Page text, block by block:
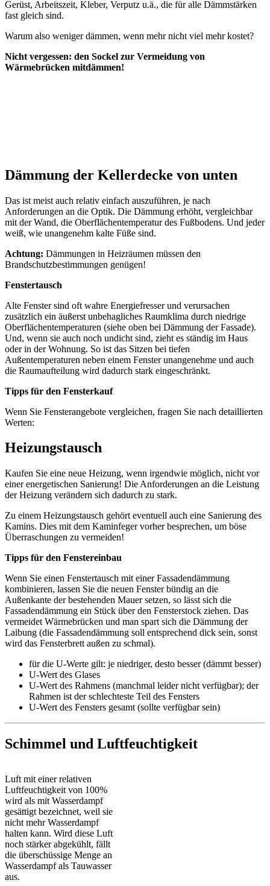
Gerüst, Arbeitszeit, Kleber, Verputz u.ä., die für alle Dämmstärken
fast gleich sind.
Warum also weniger dämmen, wenn mehr nicht viel mehr kostet?
Nicht vergessen: den Sockel zur Vermeidung von
Wärmebrücken mitdämmen!
Dämmung der Kellerdecke von unten
Das ist meist auch relativ einfach auszuführen, je nach
Anforderungen an die Optik. Die Dämmung erhöht, vergleichbar
mit der Wand, die Oberflächentemperatur des Fußbodens. Und jeder
weiß, wie unangenehm kalte Füße sind.
Achtung: Dämmungen in Heizräumen müssen den
Brandschutzbestimmungen genügen!
Fenstertausch
Alte Fenster sind oft wahre Energiefresser und verursachen
zusätzlich ein äußerst unbehagliches Raumklima durch niedrige
Oberflächentemperaturen (siehe oben bei Dämmung der Fassade).
Und, wenn sie auch noch undicht sind, zieht es ständig im Haus
oder in der Wohnung. So ist das Sitzen bei tiefen
Außentemperaturen neben einem Fenster unangenehme und auch
die Raumaufteilung wird dadurch stark eingeschränkt.
Tipps für den Fensterkauf
Wenn Sie Fensterangebote vergleichen, fragen Sie nach detaillierten
Werten:
Heizungstausch
Kaufen Sie eine neue Heizung, wenn irgendwie möglich, nicht vor
einer energetischen Sanierung! Die Anforderungen an die Leistung
der Heizung verändern sich dadurch zu stark.
Zu einem Heizungstausch gehört eventuell auch eine Sanierung des
Kamins. Dies mit dem Kaminfeger vorher besprechen, um böse
Überraschungen zu vermeiden!
Tipps für den Fenstereinbau
Wenn Sie einen Fenstertausch mit einer Fassadendämmung
kombinieren, lassen Sie die neuen Fenster bündig an die
Außenkante der bestehenden Mauer setzen, so lässt sich die
Fassadendämmung ein Stück über den Fensterstock ziehen. Das
vermeidet Wärmebrücken und man spart sich die Dämmung der
Laibung (die Fassadendämmung soll entsprechend dick sein, sonst
wird das Fensterbrett außen zu schmal).
für die U-Werte gilt: je niedriger, desto besser (dämmt besser)
U-Wert des Glases
U-Wert des Rahmens (manchmal leider nicht verfügbar); der
Rahmen ist der schlechteste Teil des Fensters
U-Wert des Fensters gesamt (sollte verfügbar sein)
Schimmel und Luftfeuchtigkeit
Luft mit einer relativen
Luftfeuchtigkeit von 100%
wird als mit Wasserdampf
gesättigt bezeichnet, weil sie
nicht mehr Wasserdampf
halten kann. Wird diese Luft
noch stärker abgekühlt, fällt
die überschüssige Menge an
Wasserdampf als Tauwasser
aus.